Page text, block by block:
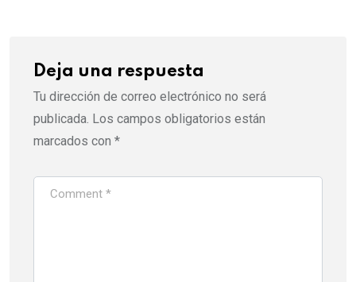
Deja una respuesta
Tu dirección de correo electrónico no será
publicada. Los campos obligatorios están
marcados con *